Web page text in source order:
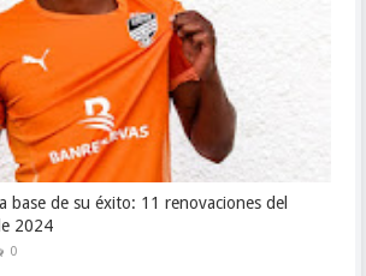
base de su éxito: 11 renovaciones del
2024
0